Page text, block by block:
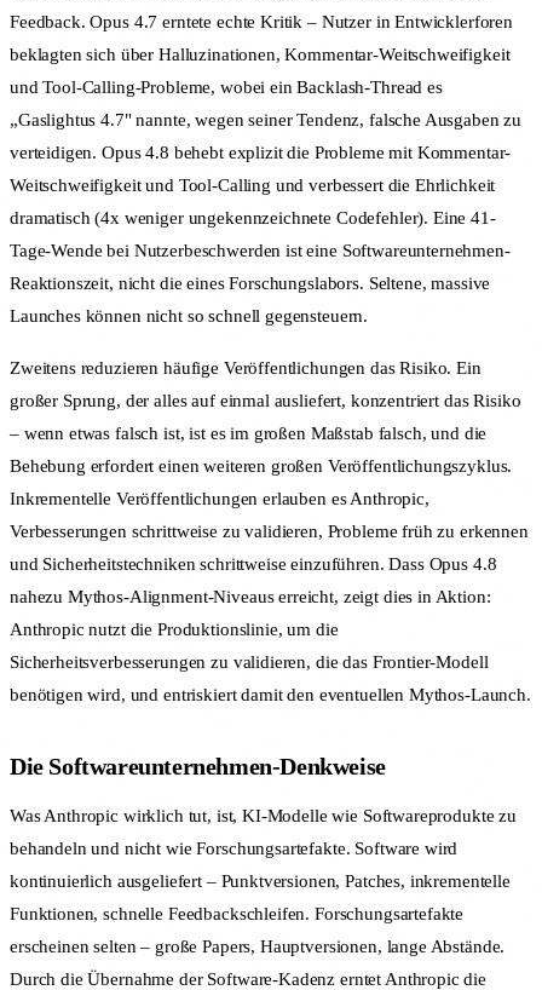
Feedback. Opus 4.7 erntete echte Kritik – Nutzer in Entwicklerforen
beklagten sich über Halluzinationen, Kommentar-Weitschweifigkeit
und Tool-Calling-Probleme, wobei ein Backlash-Thread es
„Gaslightus 4.7" nannte, wegen seiner Tendenz, falsche Ausgaben zu
verteidigen. Opus 4.8 behebt explizit die Probleme mit Kommentar-
Weitschweifigkeit und Tool-Calling und verbessert die Ehrlichkeit
dramatisch (4x weniger ungekennzeichnete Codefehler). Eine 41-
Tage-Wende bei Nutzerbeschwerden ist eine Softwareunternehmen-
Reaktionszeit, nicht die eines Forschungslabors. Seltene, massive
Launches können nicht so schnell gegensteuern.
Zweitens reduzieren häufige Veröffentlichungen das Risiko. Ein
großer Sprung, der alles auf einmal ausliefert, konzentriert das Risiko
– wenn etwas falsch ist, ist es im großen Maßstab falsch, und die
Behebung erfordert einen weiteren großen Veröffentlichungszyklus.
Inkrementelle Veröffentlichungen erlauben es Anthropic,
Verbesserungen schrittweise zu validieren, Probleme früh zu erkennen
und Sicherheitstechniken schrittweise einzuführen. Dass Opus 4.8
nahezu Mythos-Alignment-Niveaus erreicht, zeigt dies in Aktion:
Anthropic nutzt die Produktionslinie, um die
Sicherheitsverbesserungen zu validieren, die das Frontier-Modell
benötigen wird, und entriskiert damit den eventuellen Mythos-Launch.
Die Softwareunternehmen-Denkweise
Was Anthropic wirklich tut, ist, KI-Modelle wie Softwareprodukte zu
behandeln und nicht wie Forschungsartefakte. Software wird
kontinuierlich ausgeliefert – Punktversionen, Patches, inkrementelle
Funktionen, schnelle Feedbackschleifen. Forschungsartefakte
erscheinen selten – große Papers, Hauptversionen, lange Abstände.
Durch die Übernahme der Software-Kadenz erntet Anthropic die